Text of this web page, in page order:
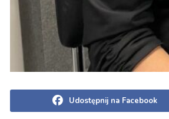
Udostępnij na Facebook